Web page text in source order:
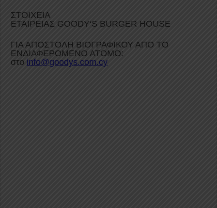
ΣΤΟΙΧΕΙΑ
ΕΤΑΙΡΕΙΑΣ GOODY‘S BURGER HOUSE
ΓΙΑ ΑΠΟΣΤΟΛΗ ΒΙΟΓΡΑΦΙΚΟΥ ΑΠΟ ΤΟ
ΕΝΔΙΑΦΕΡΟΜΕΝΟ ΑΤΟΜΟ:
στο info@goodys.com.cy